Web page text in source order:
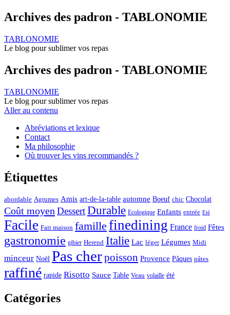
Archives des padron - TABLONOMIE
TABLONOMIE
Le blog pour sublimer vos repas
Archives des padron - TABLONOMIE
TABLONOMIE
Le blog pour sublimer vos repas
Aller au contenu
Abréviations et lexique
Contact
Ma philosophie
Où trouver les vins recommandés ?
Étiquettes
abordable Agrumes Amis art-de-la-table automne Boeuf chic Chocolat
Coût moyenDessertDurable Ecologique Enfants entrée Eté
Facile Fait maison famille finedining France froid Fêtes
gastronomie gibier Herend Italie Lac léger Légumes Midi
minceur Noël Pas cherpoisson Provence Pâques pâtes
raffiné rapide Risotto Sauce Table Veau volaille été
Catégories